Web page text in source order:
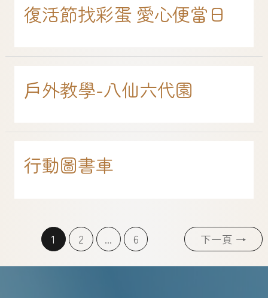
復活節找彩蛋 愛心便當日
戶外教學-八仙六代園
行動圖書車
1 2 ... 6 下一頁 →